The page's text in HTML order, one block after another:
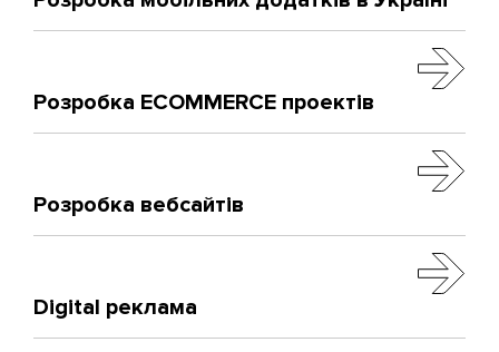
Розробка ECOMMERCE проектів
Розробка вебсайтів
Digital реклама